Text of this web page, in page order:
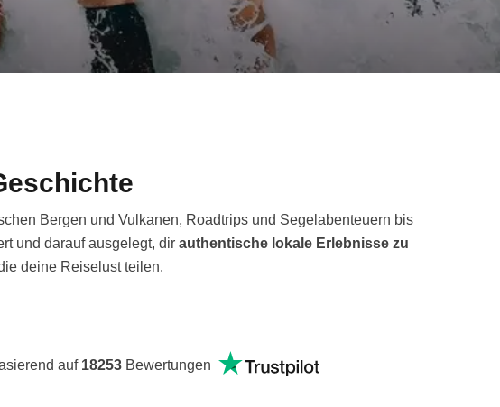
Bergen und Vulkanen, Roadtrips und Segelabenteuern bis
und darauf ausgelegt, dir authentische lokale Erlebnisse zu
deine Reiselust teilen.
auf 18253Bewertungen